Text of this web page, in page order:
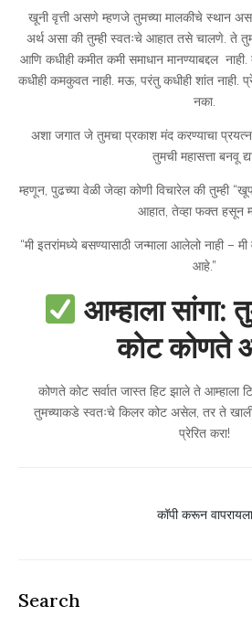
खूनी वृत्ती असणे म्हणजे तुमच्या मालकीचे स्थान
अर्थ असा की तुम्ही स्वतःचे आहात तसे चालणे. ते
आणि कधीही कमीत कमी समाधान मानण्याबद्दल
कधीही कमकुवत नाही. मऊ, परंतु कधीही शांत नाही.
नका.
अशा जगात जे तुमचा प्रकाश मंद करण्याचा प्रयत्न
तुमची महासत्ता बनवू
म्हणून, पुढच्या वेळी जेव्हा कोणी विचारेल की तुम्ही
आहात, तेव्हा फक्त हसून
“मी इतरांमध्ये बसण्यासाठी जन्माला आलेलो नाही –
आहे.”
आम्हाला
कोट कोणते
कोणते कोट सर्वात जास्त हिट झाले ते आम्हाला
तुमच्याकडे स्वतःचे किलर कोट असेल, तर ते
प्रेरित करा!
कॉपी करून वापरायला
Search